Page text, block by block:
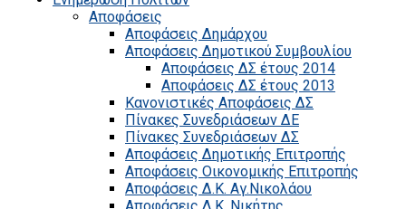
Αποφάσεις
Αποφάσεις Δημάρχου
Αποφάσεις Δημοτικού Συμβουλίου
Αποφάσεις ΔΣ έτους 2014
Αποφάσεις ΔΣ έτους 2013
Κανονιστικές Αποφάσεις ΔΣ
Πίνακες Συνεδριάσεων ΔΕ
Πίνακες Συνεδριάσεων ΔΣ
Αποφάσεις Δημοτικής Επιτροπής
Αποφάσεις Οικονομικής Επιτροπής
Αποφάσεις Δ.Κ. Αγ.Νικολάου